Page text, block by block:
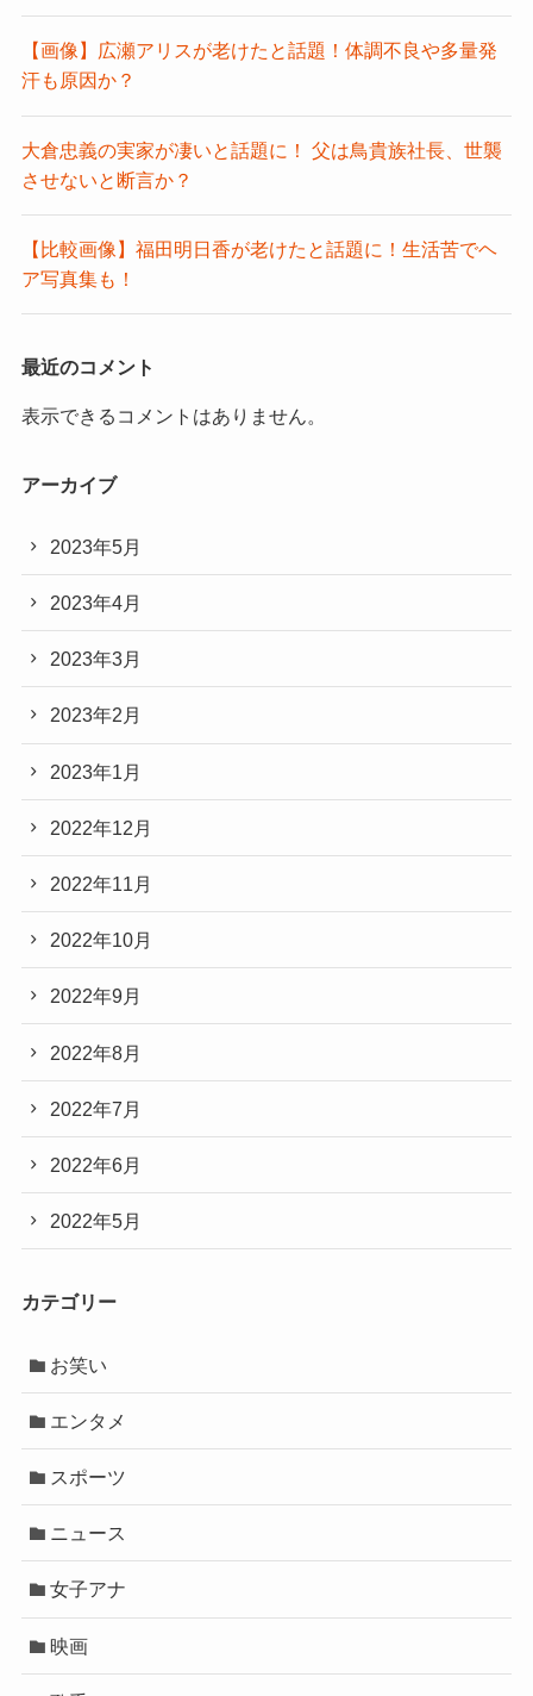
【画像】広瀬アリスが老けたと話題！体調不良や多量発
汗も原因か？
大倉忠義の実家が凄いと話題に！ 父は鳥貴族社長、世襲
させないと断言か？
【比較画像】福田明日香が老けたと話題に！生活苦でヘ
ア写真集も！
最近のコメント
表示できるコメントはありません。
アーカイブ
2023年5月
2023年4月
2023年3月
2023年2月
2023年1月
2022年12月
2022年11月
2022年10月
2022年9月
2022年8月
2022年7月
2022年6月
2022年5月
カテゴリー
お笑い
エンタメ
スポーツ
ニュース
女子アナ
映画